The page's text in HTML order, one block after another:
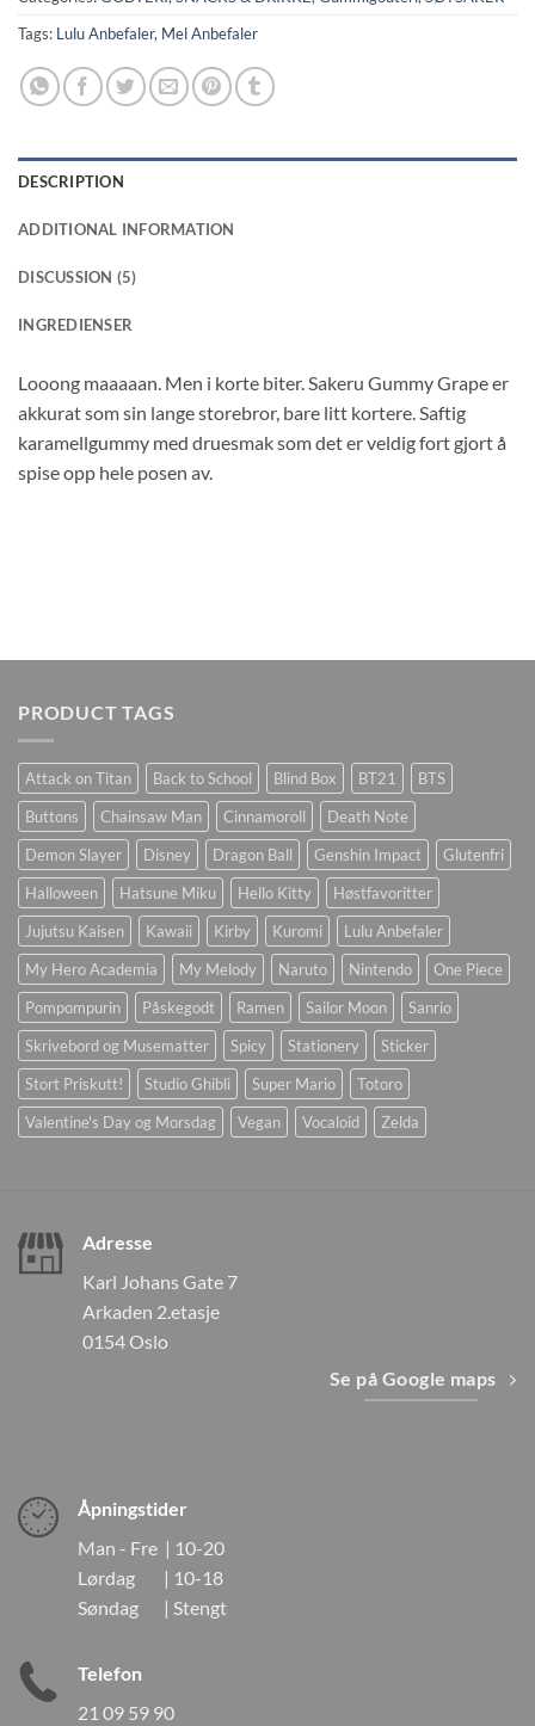
Tags: Lulu Anbefaler, Mel Anbefaler
DESCRIPTION
ADDITIONAL INFORMATION
DISCUSSION (5)
INGREDIENSER
Looong maaaaan. Men i korte biter. Sakeru Gummy Grape er
akkurat som sin lange storebror, bare litt kortere. Saftig
karamellgummy med druesmak som det er veldig fort gjort å
spise opp hele posen av.
PRODUCT TAGS
Attack on Titan Back to School Blind Box BT21
BTS
Buttons
Chainsaw Man Cinnamoroll
Death Note
Demon Slayer
Disney Dragon Ball Genshin Impact
Glutenfri
Halloween
Hatsune Miku Hello Kitty
Høstfavoritter
Jujutsu Kaisen
Kawaii Kirby Kuromi
Lulu Anbefaler
My Hero Academia
My Melody Naruto Nintendo
One Piece
Pompompurin
Påskegodt Ramen Sailor Moon
Sanrio
Skrivebord og Musematter
Spicy Stationery
Sticker
Stort Priskutt!
Studio Ghibli Super Mario
Totoro
Valentine's Day og Morsdag
Vegan Vocaloid Zelda
Adresse
Karl Johans Gate 7
Arkaden 2.etasje
0154 Oslo
Se på Google maps
Åpningstider
Man - Fre | 10-20
Lørdag | 10-18
Søndag | Stengt
Telefon
21 09 59 90